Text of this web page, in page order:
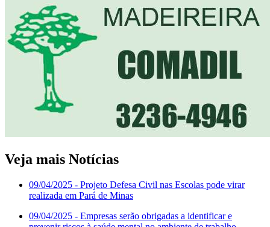
Veja mais Notícias
09/04/2025 - Projeto Defesa Civil nas Escolas pode virar
realizada em Pará de Minas
09/04/2025 - Empresas serão obrigadas a identificar e